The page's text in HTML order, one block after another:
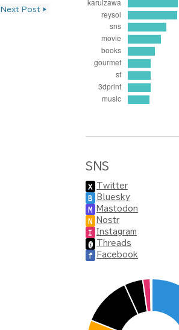
Next Post ▶
SNS
X Twitter
B Bluesky
M Mastodon
N Nostr
I Instagram
@ Threads
f Facebook